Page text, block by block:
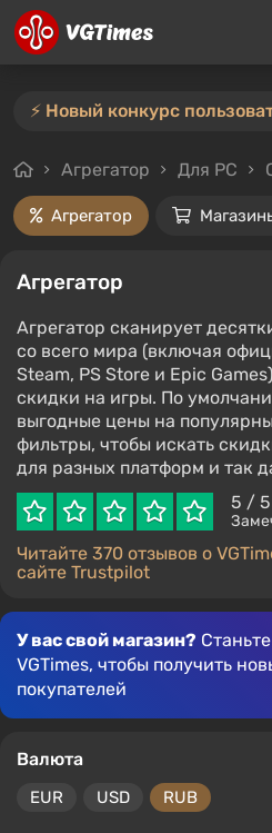
Агрегатор Для PC
Агрегатор
Агрегатор
Агрегатор сканирует
со всего мира (включая
Steam, PS Store и Epic
скидки на игры. По
выгодные цены на
фильтры, чтобы искать
для разных платформ и так
5 / 5
Читайте 370 отзывов о
сайте Trustpilot
У вас свой магазин?
VGTimes, чтобы получить
покупателей
Валюта
EUR USD RUB